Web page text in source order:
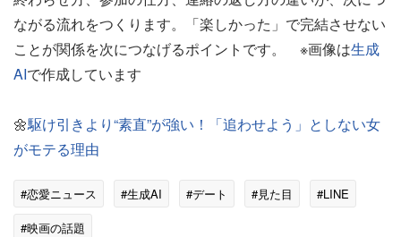
ながる流れをつくります。「楽しかった」で完結させない
ことが関係を次につなげるポイントです。 ※画像は生成
AIで作成しています
🌼駆け引きより“素直”が強い！「追わせよう」としない女
がモテる理由
#恋愛ニュース #生成AI #デート #見た目
#LINE
#映画の話題